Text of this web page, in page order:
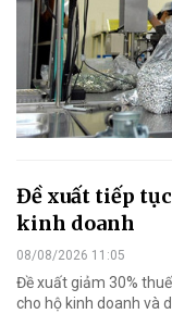
Đề xuất tiếp
kinh doanh
08/08/2026 11:05
Đề xuất giảm 30%
cho hộ kinh doanh và